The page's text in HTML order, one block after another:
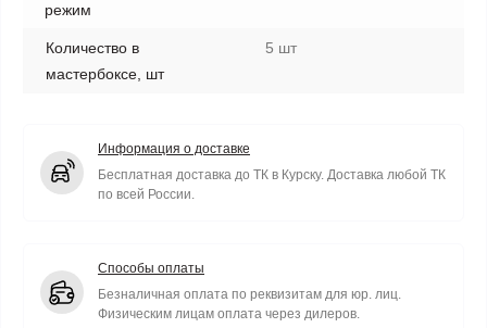
режим
Количество в
мастербоксе, шт
5 шт
Информация о доставке
Бесплатная доставка до ТК в Курску. Доставка любой ТК
по всей России.
Способы оплаты
Безналичная оплата по реквизитам для юр. лиц.
Физическим лицам оплата через дилеров.